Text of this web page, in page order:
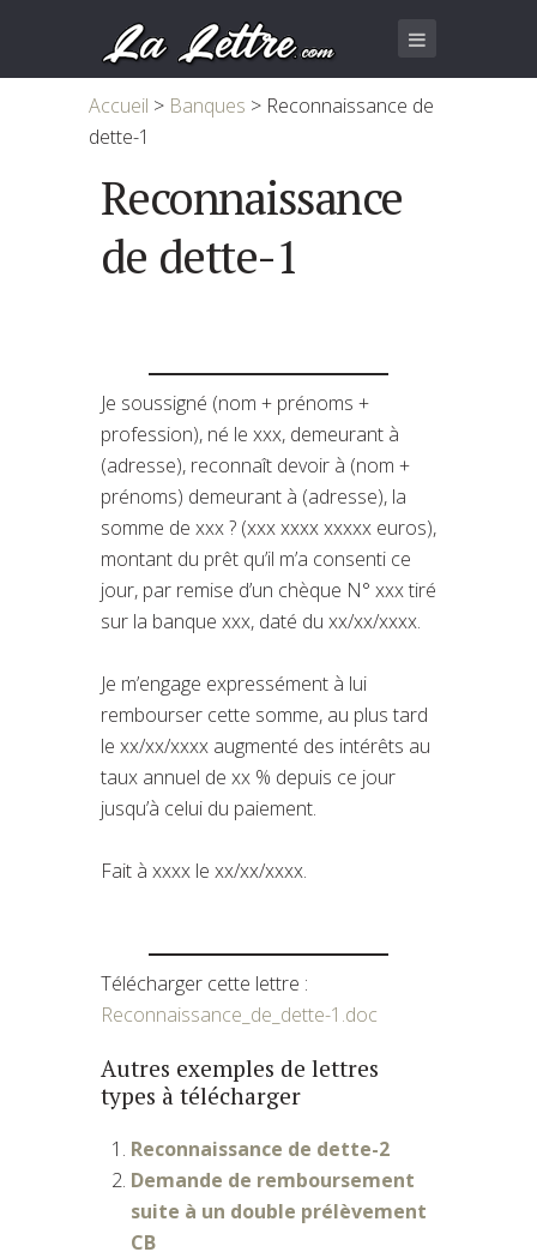
Accueil > Banques > Reconnaissance de
dette-1
Reconnaissance
de dette-1
Je soussigné (nom + prénoms +
profession), né le xxx, demeurant à
(adresse), reconnaît devoir à (nom +
prénoms) demeurant à (adresse), la
somme de xxx ? (xxx xxxx xxxxx euros),
montant du prêt qu’il m’a consenti ce
jour, par remise d’un chèque N° xxx tiré
sur la banque xxx, daté du xx/xx/xxxx.
Je m’engage expressément à lui
rembourser cette somme, au plus tard
le xx/xx/xxxx augmenté des intérêts au
taux annuel de xx % depuis ce jour
jusqu’à celui du paiement.
Fait à xxxx le xx/xx/xxxx.
Télécharger cette lettre :
Reconnaissance_de_dette-1.doc
Autres exemples de lettres
types à télécharger
Reconnaissance de dette-2
Demande de remboursement
suite à un double prélèvement
CB